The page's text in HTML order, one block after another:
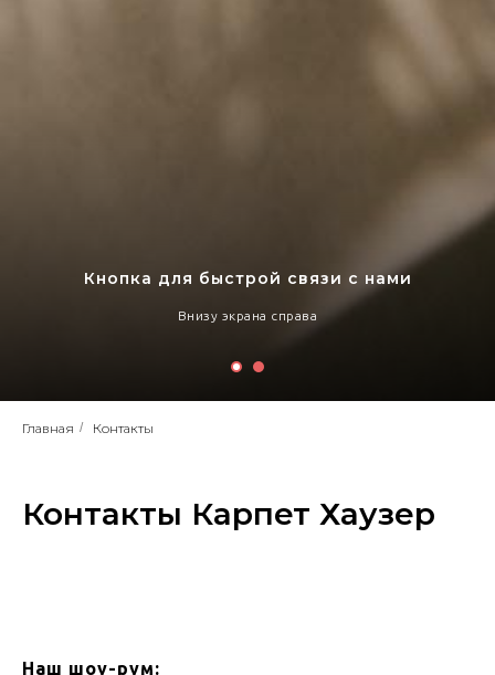
Кнопка для быстрой связи с нами
Внизу экрана справа
Главная / Контакты
Контакты Карпет Хаузер
Наш шоу-рум: